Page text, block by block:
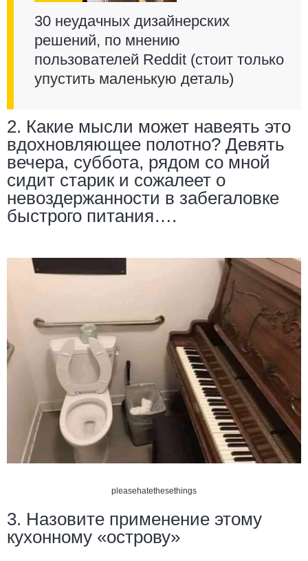
30 неудачных дизайнерских
решений, по мнению
пользователей Reddit (стоит только
упустить маленькую деталь)
2. Какие мысли может навеять это
вдохновляющее полотно? Девять
вечера, суббота, рядом со мной
сидит старик и сожалеет о
невоздержанности в забегаловке
быстрого питания….
pleasehatethesethings
3. Назовите применение этому
кухонному «острову»